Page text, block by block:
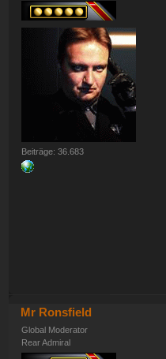
Beiträge: 36.683
Mr Ronsfield
Global Moderator
Rear Admiral